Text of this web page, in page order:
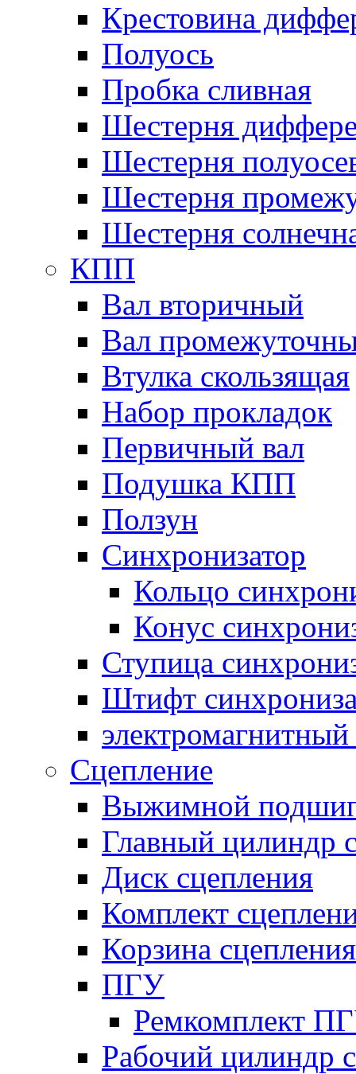
Крестовина
Полуось
Пробка сливная
Шестерня
Шестерня
Шестерня
Шестерня
КПП
Вал вторичный
Вал
Втулка скользящая
Набор прокладок
Первичный вал
Подушка КПП
Ползун
Синхронизатор
Кольцо
Конус
Ступица
Штифт
электромагнитный
Сцепление
Выжимной
Главный цилиндр
Диск сцепления
Комплект
Корзина сцепления
ПГУ
Ремкомплект
Рабочий цилиндр